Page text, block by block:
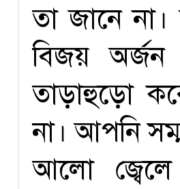
তা জানে
বিজয় অর্জন
তাড়াহুড়ো
না। আপনি
আলো জ্বেলে